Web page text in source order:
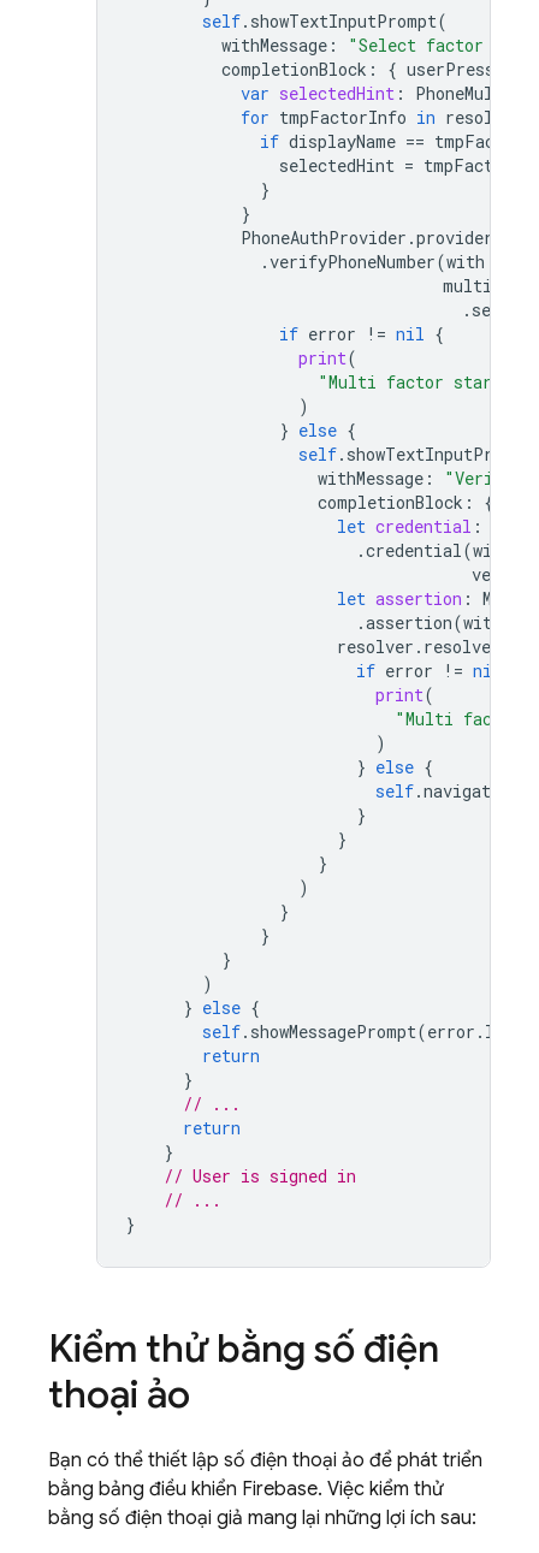
self. showTextInputPrompt(
withMessage :
"Select factor to
completionBlock : { userPressedOK
var selectedHint :
for tmpFactorInfo in resolver
if displayName ==
selectedHint =
}
}
PhoneAuthProvider .provider
.verifyPhoneNumber(with
. session
if error != nil {
print(
"Multi factor start
)
} else {
self. showTextInputPrompt
withMessage :
completionBlock : {
let credential :
.credential(
let assertion :
.assertion(with
resolver .
if error != nil
print(
"Multi factor
)
} else {
self.
}
}
}
)
}
}
}
)
} else {
self. showMessagePrompt(error .
return
}
// ...
return
}
// User is signed in
// ...
}
Kiểm thử bằng số điện
thoại ảo
Bạn có thể thiết lập số điện thoại ảo để phát triển
bằng bảng điều khiển Firebase. Việc kiểm thử
bằng số điện thoại giả mang lại những lợi ích sau: